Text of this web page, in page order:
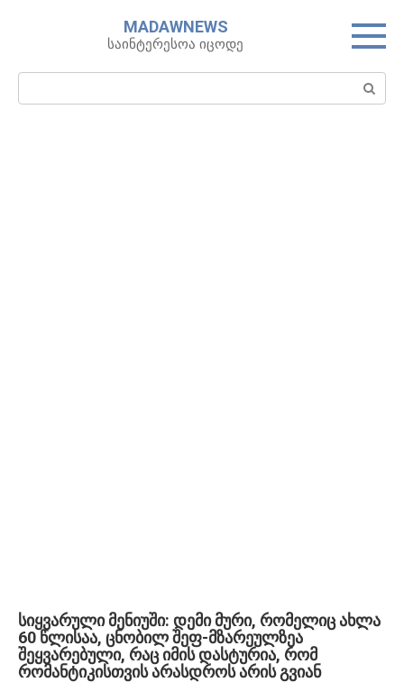
MADAWNEWS
საინტერესოა იცოდე
Search:
სიყვარული მენიუში: დემი მური, რომელიც ახლა
60 წლისაა, ცნობილ შეფ-მზარეულზეა
შეყვარებული, რაც იმის დასტურია, რომ
რომანტიკისთვის არასდროს არის გვიან